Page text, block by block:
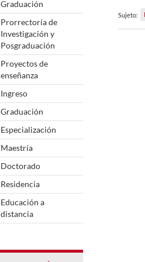
Graduación
Prorrectoría de
Investigación y
Posgraduación
Proyectos de
enseñanza
Ingreso
Graduación
Especialización
Maestría
Doctorado
Residencia
Educación a
distancia
Sujeto: